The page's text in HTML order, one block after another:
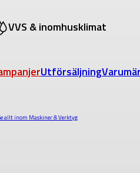
VVS & inomhusklimat
Utförsäljning
allt inom Maskiner & Verktyg